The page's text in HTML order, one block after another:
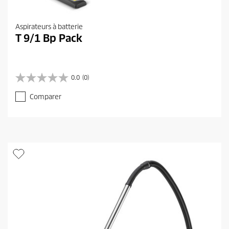
Aspirateurs à batterie
T 9/1 Bp Pack
0.0 (0)
0
.
0
t
Comparer